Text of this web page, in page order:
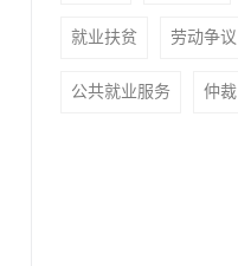
就业扶贫 劳动争议
公共就业服务 仲裁